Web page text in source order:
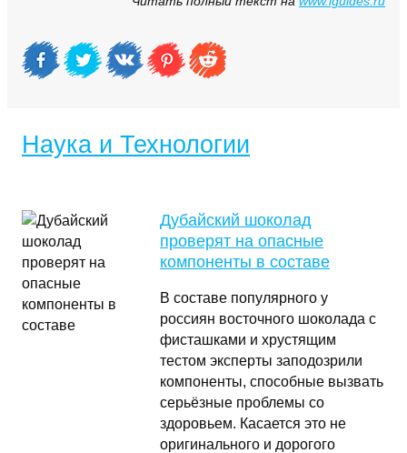
Наука и Технологии
Дубайский шоколад
проверят на опасные
компоненты в составе
В составе популярного у
россиян восточного шоколада с
фисташками и хрустящим
тестом эксперты заподозрили
компоненты, способные вызвать
серьёзные проблемы со
здоровьем. Касается это не
оригинального и дорогого